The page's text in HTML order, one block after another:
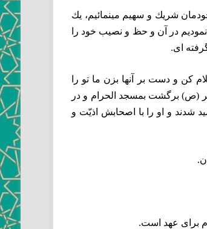
شريك و سهيم مينمائيم، يك
در آن و حظ و نصيب خود را
‏اى.
كن و دست بر آنها بزن ما تو را
(ص) برگشت بمسجد الحرام و در
شدند و او را با اصحابش اذيّت و
براى عهد است.